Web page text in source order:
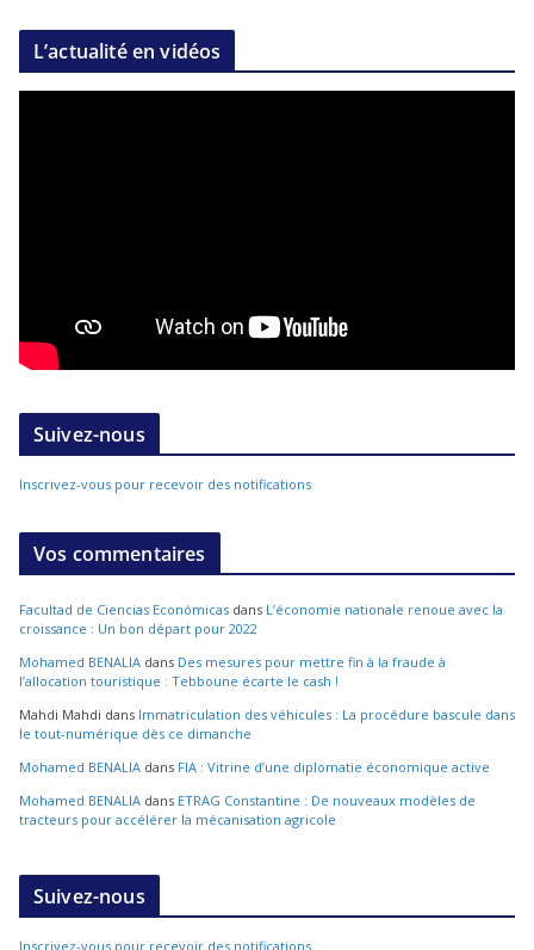
L’actualité en vidéos
Suivez-nous
Inscrivez-vous pour recevoir des notifications
Vos commentaires
Facultad de Ciencias Económicas dans L’économie nationale renoue avec la
croissance : Un bon départ pour 2022
Mohamed BENALIA dans Des mesures pour mettre fin à la fraude à
l’allocation touristique : Tebboune écarte le cash !
Mahdi Mahdi dans Immatriculation des véhicules : La procédure bascule dans
le tout-numérique dès ce dimanche
Mohamed BENALIA dans FIA : Vitrine d’une diplomatie économique active
Mohamed BENALIA dans ETRAG Constantine : De nouveaux modèles de
tracteurs pour accélérer la mécanisation agricole
Suivez-nous
Inscrivez-vous pour recevoir des notifications